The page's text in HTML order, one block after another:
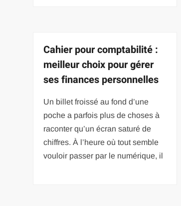
Cahier pour comptabilité :
meilleur choix pour gérer
ses finances personnelles
Un billet froissé au fond d’une
poche a parfois plus de choses à
raconter qu’un écran saturé de
chiffres. À l’heure où tout semble
vouloir passer par le numérique, il